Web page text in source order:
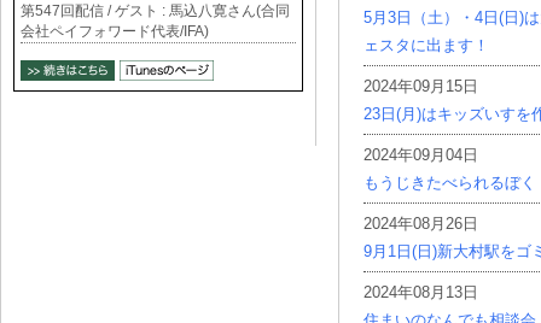
5月3日（土）・4日(日)
ェスタに出ます！
2024年09月15日
23日(月)はキッズいすを
2024年09月04日
もうじきたべられるぼく
2024年08月26日
9月1日(日)新大村駅をゴ
2024年08月13日
第547回配信 / ゲスト : 馬込八寛さん(合同
会社ペイフォワード代表/IFA)